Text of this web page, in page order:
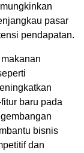
pasar
pendapatan.
baru pada
bisnis
dan